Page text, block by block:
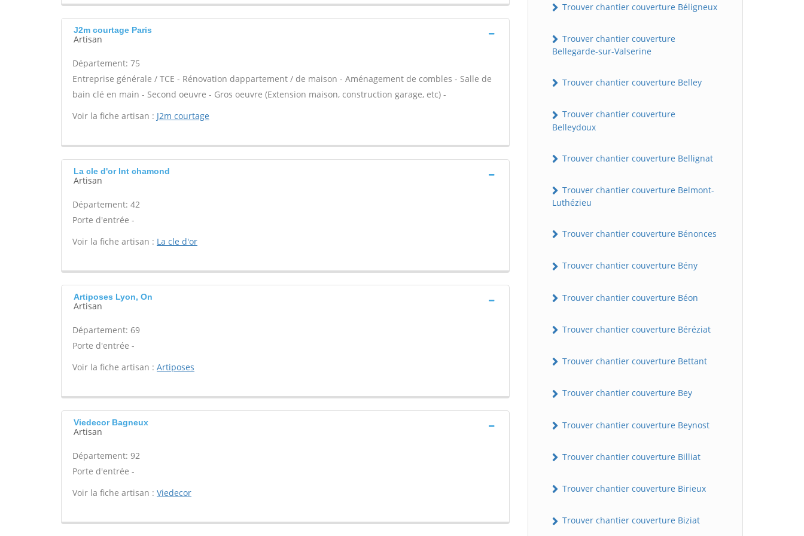
J2m courtage Paris
Artisan
Département: 75
Entreprise générale / TCE - Rénovation dappartement / de maison - Aménagement de combles - Salle de
bain clé en main - Second oeuvre - Gros oeuvre (Extension maison, construction garage, etc) -
Voir la fiche artisan : J2m courtage
La cle d'or Int chamond
Artisan
Département: 42
Porte d'entrée -
Voir la fiche artisan : La cle d'or
Artiposes Lyon, On
Artisan
Département: 69
Porte d'entrée -
Voir la fiche artisan : Artiposes
Viedecor Bagneux
Artisan
Département: 92
Porte d'entrée -
Voir la fiche artisan : Viedecor
Trouver chantier couverture Béligneux
Trouver chantier couverture
Bellegarde-sur-Valserine
Trouver chantier couverture Belley
Trouver chantier couverture
Belleydoux
Trouver chantier couverture Bellignat
Trouver chantier couverture Belmont-
Luthézieu
Trouver chantier couverture Bénonces
Trouver chantier couverture Bény
Trouver chantier couverture Béon
Trouver chantier couverture Béréziat
Trouver chantier couverture Bettant
Trouver chantier couverture Bey
Trouver chantier couverture Beynost
Trouver chantier couverture Billiat
Trouver chantier couverture Birieux
Trouver chantier couverture Biziat